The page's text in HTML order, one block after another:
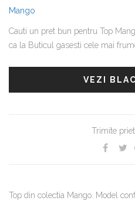
Mango
Cauti un pret bun pentru Top
ca la Buticul gasesti cele mai
VEZI
Trimite
Top din colectia Mango. Model